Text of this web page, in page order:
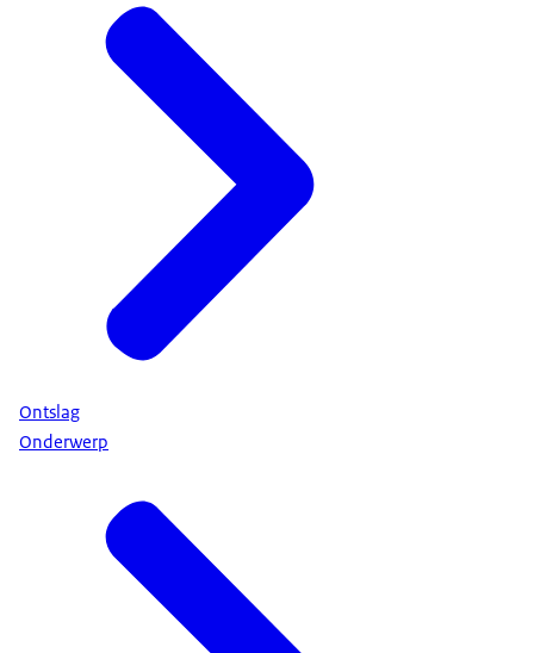
Ontslag
Onderwerp